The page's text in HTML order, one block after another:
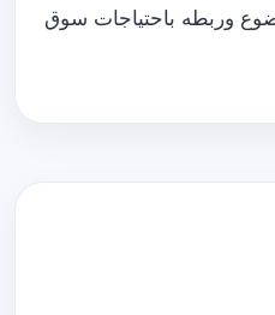
وربطه باحتياجات سوق